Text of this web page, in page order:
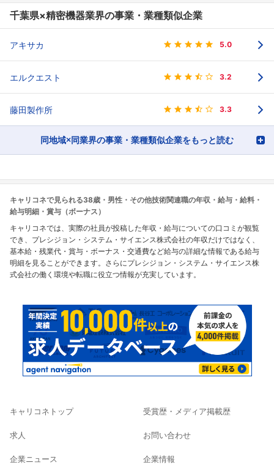
千葉県×精密機器業界の事業・業種類似企業
アキサカ 5.0
エルクエスト 3.2
藤田製作所 3.3
同地域×同業界の事業・業種類似企業をもっと読む
キャリコネで見られる38歳・男性・その他技術関連職の年収・給与・給料・
給与明細・賞与（ボーナス）
キャリコネでは、実際の社員が投稿した年収・給与についての口コミが観覧
でき、プレシジョン・システム・サイエンス株式会社の年収だけではなく、
基本給・残業代・賞与・ボーナス・交通費など給与の詳細な情報である給与
明細を見ることができます。さらにプレシジョン・システム・サイエンス株
式会社の働く環境や転職に役立つ情報が充実しています。
キャリコネトップ
求人
企業ニュース
受賞歴・メディア掲載歴
お問い合わせ
企業情報